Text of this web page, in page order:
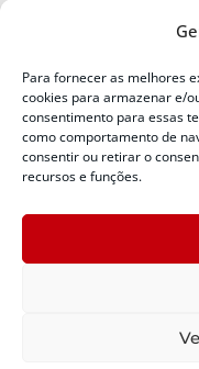
Para fornecer as melhores
cookies para armazenar e/
consentimento para essas
como comportamento de
consentir ou retirar o
recursos e funções.
Alertas Defesa Civil:
SMS 40199
ENDEREÇO
Defesa Civil do
Bairro:
Capoeiras,
Política de